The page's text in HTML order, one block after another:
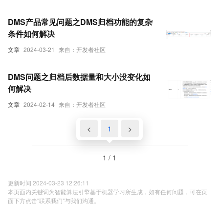
文章 2024-03-21 来自：开发者社区
DMS产品常见问题之DMS归档功能的复杂
条件如何解决
文章 2024-02-14 来自：开发者社区
DMS问题之归档后数据量和大小没变化如
何解决
< 1 >
1 / 1
更新时间 2024-03-23 12:26:11
本页面内关键词为智能算法引擎基于机器学习所生成，如有任何问题，可在页
面下方点击"联系我们"与我们沟通。